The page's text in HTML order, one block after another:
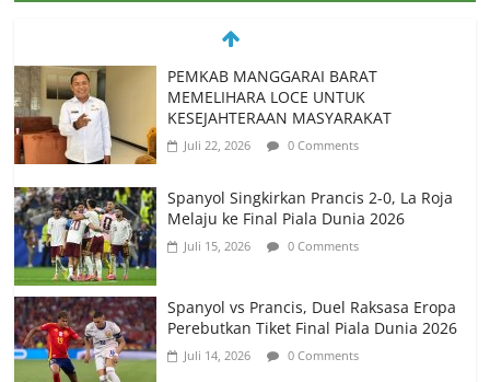
Spanyol Singkirkan Prancis 2-0, La Roja
Melaju ke Final Piala Dunia 2026
Juli 15, 2026 0 Comments
Perebutkan Tiket Final Piala Dunia 2026
untuk Mendukung Perkuliahan di Era
Digital
Juni 10, 2026 0 Comments